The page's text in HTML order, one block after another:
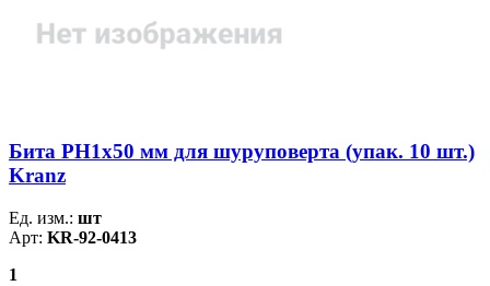
Бита PH1х50 мм для шуруповерта (упак. 10 шт.)
Kranz
Ед. изм.: шт
Арт: KR-92-0413
1